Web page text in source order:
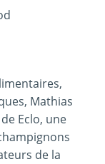
Mathias
Eclo, une
de la